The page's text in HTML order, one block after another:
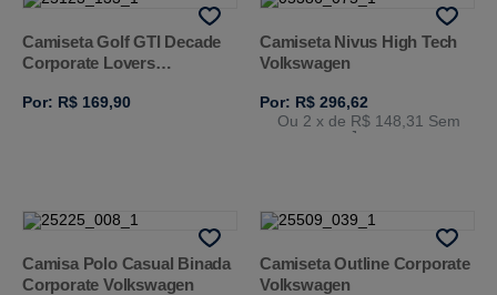
Camiseta Golf GTI Decade
Corporate Lovers
Por: R$ 169,90
Camiseta Nivus High Tech
Volkswagen
Por: R$ 296,62
Ou 2 x de R$ 148,31 Sem
Juros
Camisa Polo Casual Binada
Corporate Volkswagen
Camiseta Outline Corporate
Volkswagen